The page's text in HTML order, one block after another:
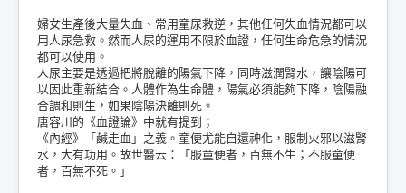
婦女生產後大量失血、常用童尿救逆，其他任何失血情況都可以
用人尿急救。然而人尿的運用不限於血證，任何生命危急的情況
都可以使用。
人尿主要是透過把將脫離的陽氣下降，同時滋潤腎水，讓陰陽可
以因此重新結合。人體作為生命體，陽氣必須能夠下降，陰陽融
合調和則生，如果陰陽決離則死。
唐容川的《血證論》中就有提到；
《內經》「鹹走血」之義。童便尤能自還神化，服制火邪以滋腎
水，大有功用。故世醫云：「服童便者，百無不生；不服童便
者，百無不死。」